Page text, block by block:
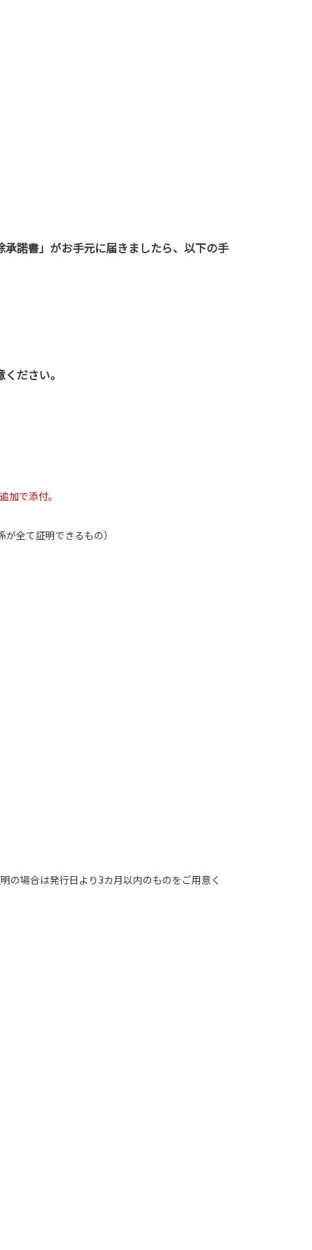
諾書」がお手元に届きましたら、以下の手
ださい。
加で添付。
全て証明できるもの）
の場合は発行日より3カ月以内のものをご用意く